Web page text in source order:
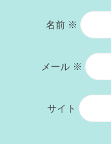
名前 ※
メール ※
サイト